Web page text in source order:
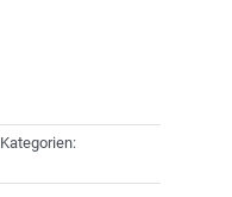
Kategorien: